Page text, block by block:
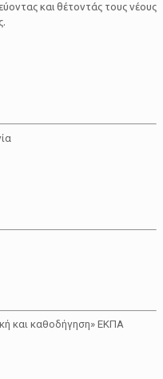
και θέτοντάς τους νέους
και καθοδήγηση» ΕΚΠΑ